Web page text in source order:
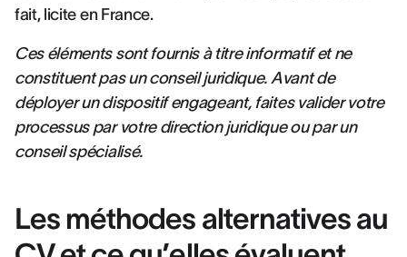
fait, licite en France.
Ces éléments sont fournis à titre informatif et ne
constituent pas un conseil juridique. Avant de
déployer un dispositif engageant, faites valider votre
processus par votre direction juridique ou par un
conseil spécialisé.
Les méthodes alternatives au